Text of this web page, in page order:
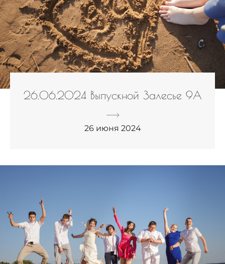
26.06.2024 Выпускной Залесье 9А
26 июня 2024